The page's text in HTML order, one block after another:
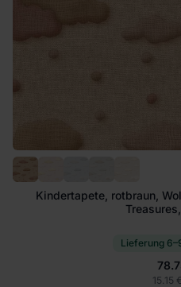
Kindertapete, rotbraun,
Lieferung
15.15